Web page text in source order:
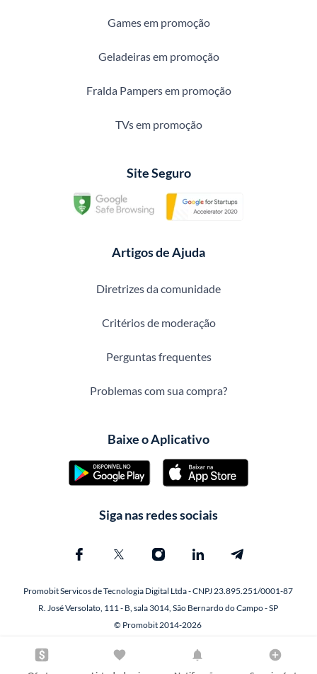
Games em promoção
Geladeiras em promoção
Fralda Pampers em promoção
TVs em promoção
Site Seguro
Artigos de Ajuda
Diretrizes da comunidade
Critérios de moderação
Perguntas frequentes
Problemas com sua compra?
Baixe o Aplicativo
Siga nas redes sociais
Promobit Servicos de Tecnologia Digital Ltda - CNPJ 23.895.251/0001-87
R. José Versolato, 111 - B, sala 3014, São Bernardo do Campo - SP
© Promobit 2014-2026